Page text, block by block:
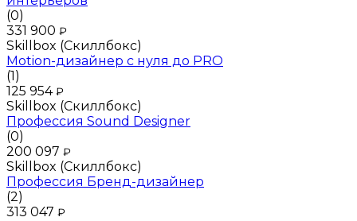
(0)
331 900 ₽
Skillbox (Скиллбокс)
Motion-дизайнер с нуля до PRO
(1)
125 954₽
Skillbox (Скиллбокс)
Профессия Sound Designer
(0)
200 097 ₽
Skillbox (Скиллбокс)
Профессия Бренд-дизайнер
(2)
313 047 ₽